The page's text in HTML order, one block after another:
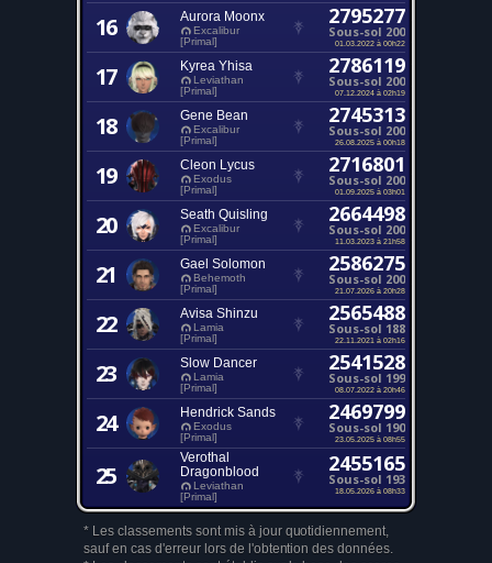
16 Aurora Moonx
Excalibur
[Primal]
2795277
Sous-sol 200
01.03.2022 à 00h22
17 Kyrea Yhisa
Leviathan
[Primal]
2786119
Sous-sol 200
07.12.2024 à 02h19
18 Gene Bean
Excalibur
[Primal]
2745313
Sous-sol 200
26.08.2025 à 00h18
19 Cleon Lycus
Exodus
[Primal]
2716801
Sous-sol 200
01.09.2025 à 03h01
20 Seath Quisling
Excalibur
[Primal]
2664498
Sous-sol 200
11.03.2023 à 21h58
21 Gael Solomon
Behemoth
[Primal]
2586275
Sous-sol 200
21.07.2026 à 20h28
22 Avisa Shinzu
Lamia
[Primal]
2565488
Sous-sol 188
22.11.2021 à 02h16
23 Slow Dancer
Lamia
[Primal]
2541528
Sous-sol 199
08.07.2022 à 20h46
24 Hendrick Sands
Exodus
[Primal]
2469799
Sous-sol 190
23.05.2025 à 08h55
25
Verothal
Dragonblood
Leviathan
[Primal]
2455165
Sous-sol 193
18.05.2026 à 08h33
* Les classements sont mis à jour quotidiennement,
sauf en cas d'erreur lors de l'obtention des données.